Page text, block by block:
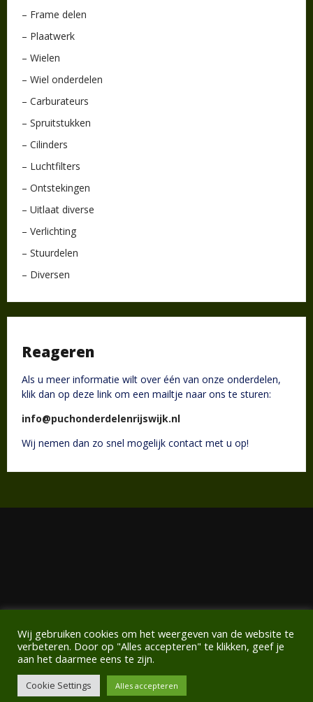
– Frame delen
– Plaatwerk
– Wielen
– Wiel onderdelen
– Carburateurs
– Spruitstukken
– Cilinders
– Luchtfilters
– Ontstekingen
– Uitlaat diverse
– Verlichting
– Stuurdelen
– Diversen
Reageren
Als u meer informatie wilt over één van onze onderdelen,
klik dan op deze link om een mailtje naar ons te sturen:
info@puchonderdelenrijswijk.nl
Wij nemen dan zo snel mogelijk contact met u op!
Powered by WordPress
All rights reserved © Puch Onderdelen Rijswijk
by Seos Themes
Wij gebruiken cookies om het weergeven van de website te
verbeteren. Door op "Alles accepteren" te klikken, geef je
aan het daarmee eens te zijn.
Cookie Settings Alles accepteren